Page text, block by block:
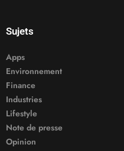
Sujets
Apps
Environnement
Finance
Industries
Lifestyle
Note de presse
Opinion